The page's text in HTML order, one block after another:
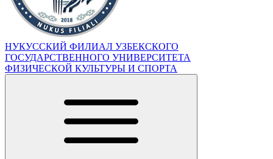
НУКУССКИЙ ФИЛИАЛ УЗБЕКСКОГО
ГОСУДАРСТВЕННОГО УНИВЕРСИТЕТА
ФИЗИЧЕСКОЙ КУЛЬТУРЫ И СПОРТА